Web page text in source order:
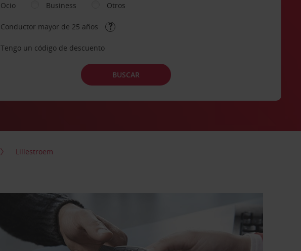
Ocio
Business Otros
Conductor mayor de 25 años
Tengo un código de descuento
BUSCAR
Lillestroem